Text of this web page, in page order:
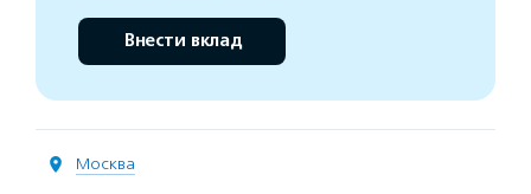
Внести вклад
Москва